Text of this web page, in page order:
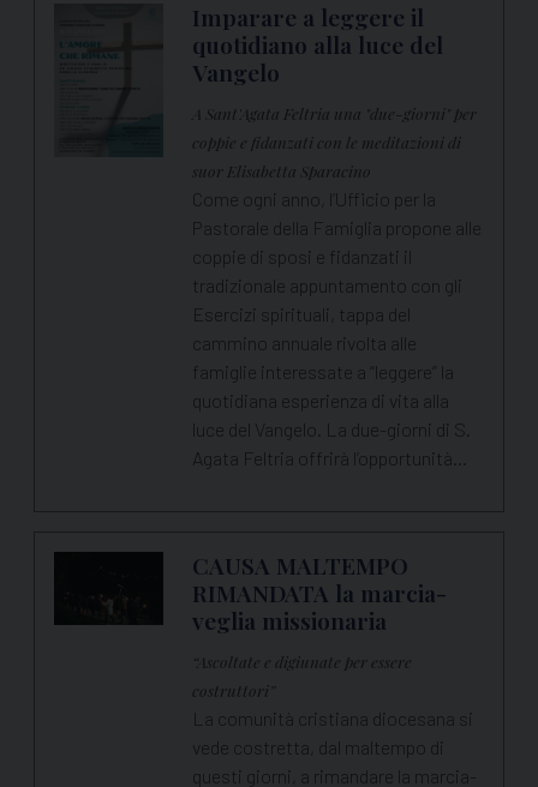
Imparare a leggere il
quotidiano alla luce del
Vangelo
A Sant'Agata Feltria una "due-giorni" per
coppie e fidanzati con le meditazioni di
suor Elisabetta Sparacino
Come ogni anno, l’Ufficio per la
Pastorale della Famiglia propone alle
coppie di sposi e fidanzati il
tradizionale appuntamento con gli
Esercizi spirituali, tappa del
cammino annuale rivolta alle
famiglie interessate a “leggere” la
quotidiana esperienza di vita alla
luce del Vangelo. La due-giorni di S.
Agata Feltria offrirà l’opportunità…
CAUSA MALTEMPO
RIMANDATA la marcia-
veglia missionaria
“Ascoltate e digiunate per essere
costruttori”
La comunità cristiana diocesana si
vede costretta, dal maltempo di
questi giorni, a rimandare la marcia-